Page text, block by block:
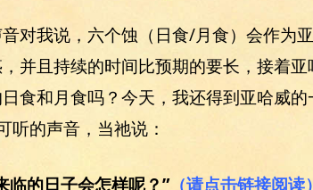
对我说，六个蚀（日食/月食）会作为
并且持续的时间比预期的要长，接着
食和月食吗？今天，我还得到亚哈威
听的声音，当祂说：
临的日子会怎样呢？”（请点击链接阅读）